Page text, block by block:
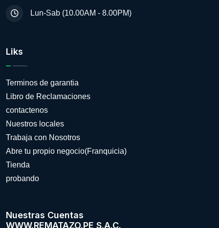
Lun-Sab (10.00AM - 8.00PM)
Liks
Terminos de garantia
Libro de Reclamaciones
contactenos
Nuestros locales
Trabaja con Nosotros
Abre tu propio negocio(Franquicia)
Tienda
probando
Nuestras Cuentas
WWW.REMATAZO.PE S.A.C.